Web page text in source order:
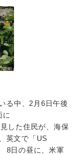
る中、2月6日午後
に
した住民が、海保
英文で「US
8日の昼に、米軍